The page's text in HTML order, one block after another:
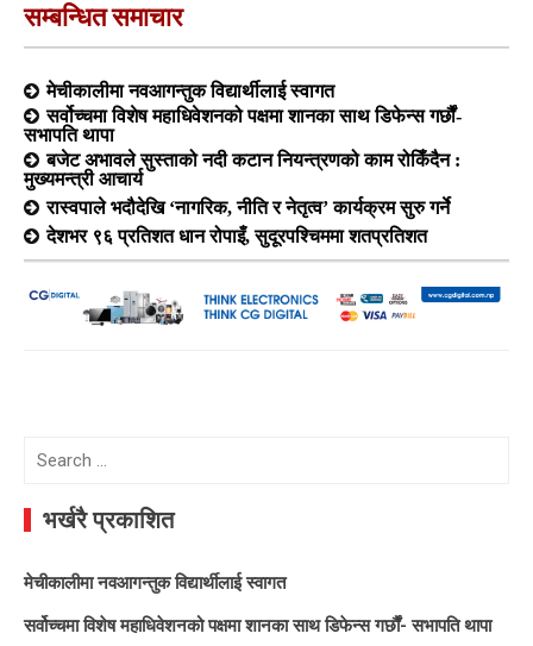
सम्बन्धित समाचार
मेचीकालीमा नवआगन्तुक विद्यार्थीलाई स्वागत
सर्वोच्चमा विशेष महाधिवेशनको पक्षमा शानका साथ डिफेन्स गर्छौं-
सभापति थापा
बजेट अभावले सुस्ताको नदी कटान नियन्त्रणको काम रोकिँदैन :
मुख्यमन्त्री आचार्य
रास्वपाले भदौदेखि ‘नागरिक, नीति र नेतृत्व’ कार्यक्रम सुरु गर्ने
देशभर ९६ प्रतिशत धान रोपाइँ, सुदूरपश्चिममा शतप्रतिशत
Search
भर्खरै प्रकाशित
मेचीकालीमा नवआगन्तुक विद्यार्थीलाई स्वागत
सर्वोच्चमा विशेष महाधिवेशनको पक्षमा शानका साथ डिफेन्स गर्छौं- सभापति थापा